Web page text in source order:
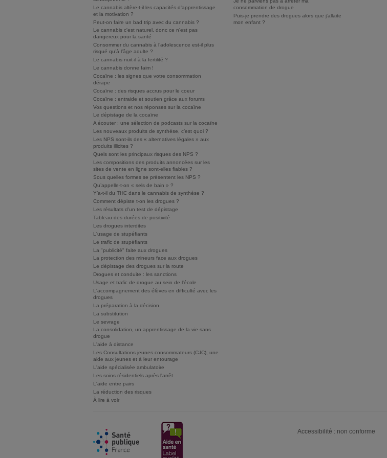
Le cannabis altère-t-il les capacités d'apprentissage
et la motivation ?
Peut-on faire un bad trip avec du cannabis ?
Le cannabis c'est naturel, donc ce n'est pas
dangereux pour la santé
Consommer du cannabis à l’adolescence est-il plus
risqué qu’à l’âge adulte ?
Le cannabis nuit-il à la fertilité ?
Le cannabis donne faim !
Cocaïne : les signes que votre consommation
dérape
Cocaïne : des risques accrus pour le coeur
Cocaïne : entraide et soutien grâce aux forums
Vos questions et nos réponses sur la cocaïne
Le dépistage de la cocaïne
A écouter : une sélection de podcasts sur la cocaïne
Les nouveaux produits de synthèse, c’est quoi ?
Les NPS sont-ils des « alternatives légales » aux
produits illicites ?
Quels sont les principaux risques des NPS ?
Les compositions des produits annoncées sur les
sites de vente en ligne sont-elles fiables ?
Sous quelles formes se présentent les NPS ?
Qu’appelle-t-on « sels de bain » ?
Y’a-t-il du THC dans le cannabis de synthèse ?
Comment dépiste t-on les drogues ?
Les résultats d'un test de dépistage
Tableau des durées de positivité
Les drogues interdites
L'usage de stupéfiants
Le trafic de stupéfiants
La "publicité" faite aux drogues
La protection des mineurs face aux drogues
Le dépistage des drogues sur la route
Drogues et conduite : les sanctions
Usage et trafic de drogue au sein de l'école
L'accompagnement des élèves en difficulté avec les
drogues
La préparation à la décision
La substitution
Le sevrage
La consolidation, un apprentissage de la vie sans
drogue
L'aide à distance
Les Consultations jeunes consommateurs (CJC), une
aide aux jeunes et à leur entourage
L'aide spécialisée ambulatoire
Les soins résidentiels après l'arrêt
L'aide entre pairs
La réduction des risques
À lire à voir
consommation de drogue
Puis-je prendre des drogues alors que j'allaite
mon enfant ?
Accessibilité : non conforme